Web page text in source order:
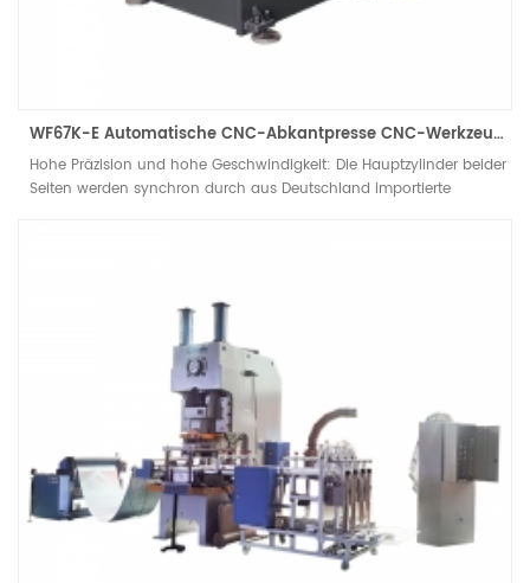
WF67K-E Automatische CNC-Abkantpresse CNC-Werkzeuge für Aluminiumbiegen Hydraulische Abkantpresse
Hohe Präzision und hohe Geschwindigkeit: Die Hauptzylinder beider
Seiten werden synchron durch aus Deutschland importierte